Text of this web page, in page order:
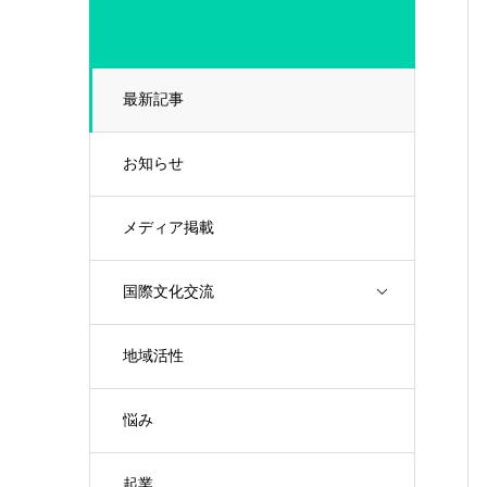
最新記事
お知らせ
メディア掲載
国際文化交流
地域活性
悩み